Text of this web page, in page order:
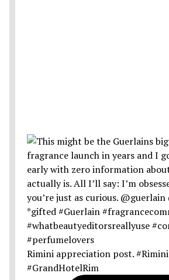
Rimini appreciation post. #Rimini
#GrandHotelRim